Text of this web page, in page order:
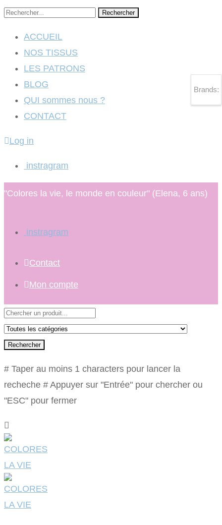
Rechercher
ACCUEIL
NOS TISSUS
LES PATRONS
BLOG
QUI sommes nous ?
CONTACT
Log in
instragram
"Colores la vie, le monde en couleur" (Elena, 6 ans)
instragram
Contact
Mon compte
Rechercher
# Taper au moins 1 characters pour lancer la
recheche # Appuyer sur "Entrée" pour chercher ou
"ESC" pour fermer
Brands: